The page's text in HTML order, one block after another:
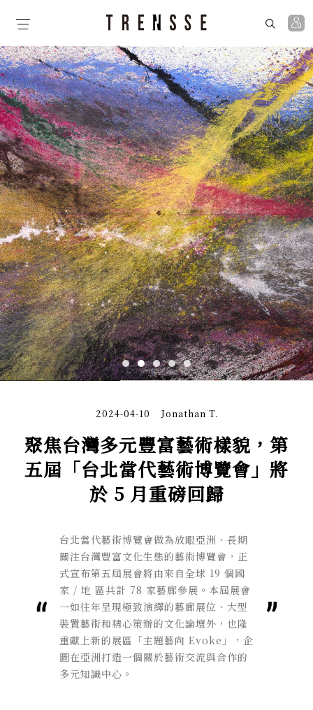
聚焦台灣多元豐富藝術樣貌，第
五屆「台北當代藝術博覽會」將
於 5 月重磅回歸
Jonathan T.
2024-04-10
台北當代藝術博覽會做為放眼亞洲、長期
關注台灣豐富文化生態的藝術博覽會，正
式宣布第五屆展會將由來自全球 19 個國
家 / 地 區共計 78 家藝廊參展。本屆展會
一如往年呈現極致演繹的藝廊展位、大型
裝置藝術和精心策辦的文化論壇外，也隆
重獻上新的展區「主題藝向 Evoke」，企
圖在亞洲打造一個關於藝術交流與合作的
多元知識中心。